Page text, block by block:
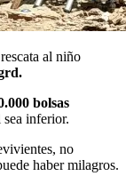
al niño
bolsas
sea inferior.
no
haber milagros.